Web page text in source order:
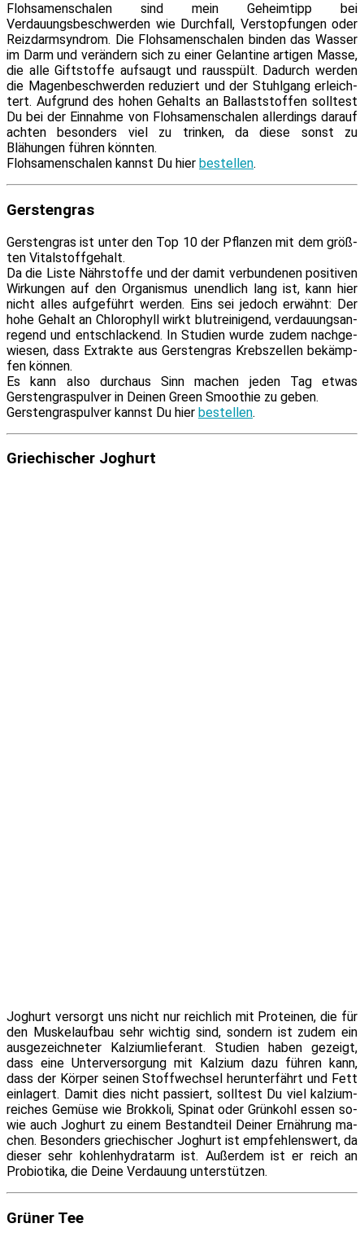
Flohsamenschalen sind mein Geheimtipp bei
Verdauungsbeschwerden wie Durchfall, Verstopfungen oder
Reizdarmsyndrom. Die Flohsamenschalen bin­den das Wasser
im Darm und ver­än­dern sich zu ei­ner Gelantine ar­ti­gen Masse,
die al­le Giftstoffe auf­saugt und raus­spült. Dadurch wer­den
die Magenbeschwerden re­du­ziert und der Stuhlgang er­leich­
tert. Aufgrund des ho­hen Gehalts an Ballaststoffen soll­test
Du bei der Einnahme von Flohsamenschalen al­ler­dings dar­auf
ach­ten be­son­ders viel zu trin­ken, da die­se sonst zu
Blähungen füh­ren könnten.
Flohsamenschalen kannst Du hier be­stel­len.
Gerstengras
Gerstengras ist un­ter den Top 10 der Pflanzen mit dem größ­
ten Vitalstoffgehalt.
Da die Liste Nährstoffe und der da­mit ver­bun­de­nen po­si­ti­ven
Wirkungen auf den Organismus un­end­lich lang ist, kann hier
nicht al­les auf­ge­führt wer­den. Eins sei je­doch er­wähnt: Der
ho­he Gehalt an Chlorophyll wirkt blut­rei­ni­gend, ver­dau­ungs­an­
re­gend und ent­schla­ckend. In Studien wur­de zu­dem nach­ge­
wie­sen, dass Extrakte aus Gerstengras Krebszellen be­kämp­
fen können.
Es kann al­so durch­aus Sinn ma­chen je­den Tag et­was
Gerstengraspulver in Deinen Green Smoothie zu geben.
Gerstengraspulver kannst Du hier be­stel­len.
Griechischer Joghurt
Joghurt ver­sorgt uns nicht nur reich­lich mit Proteinen, die für
den Muskelaufbau sehr wich­tig sind, son­dern ist zu­dem ein
aus­ge­zeich­ne­ter Kalziumlieferant. Studien ha­ben ge­zeigt,
dass ei­ne Unterversorgung mit Kalzium da­zu füh­ren kann,
dass der Körper sei­nen Stoffwechsel her­un­ter­fährt und Fett
ein­la­gert. Damit dies nicht pas­siert, soll­test Du viel kal­zi­um­
rei­ches Gemüse wie Brokkoli, Spinat oder Grünkohl es­sen so­
wie auch Joghurt zu ei­nem Bestandteil Deiner Ernährung ma­
chen. Besonders grie­chi­scher Joghurt ist emp­feh­lens­wert, da
die­ser sehr koh­len­hy­drat­arm ist. Außerdem ist er reich an
Probiotika, die Deine Verdauung unterstützen.
Grüner Tee